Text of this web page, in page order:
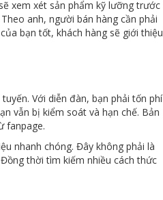
xem xét sản phẩm kỹ lưỡng trước
anh, người bán hàng cần phải
bạn tốt, khách hàng sẽ giới thiệu
Với diễn đàn, bạn phải tốn phí
vẫn bị kiểm soát và hạn chế. Bản
fanpage.
nhanh chóng. Đây không phải là
thời tìm kiếm nhiều cách thức